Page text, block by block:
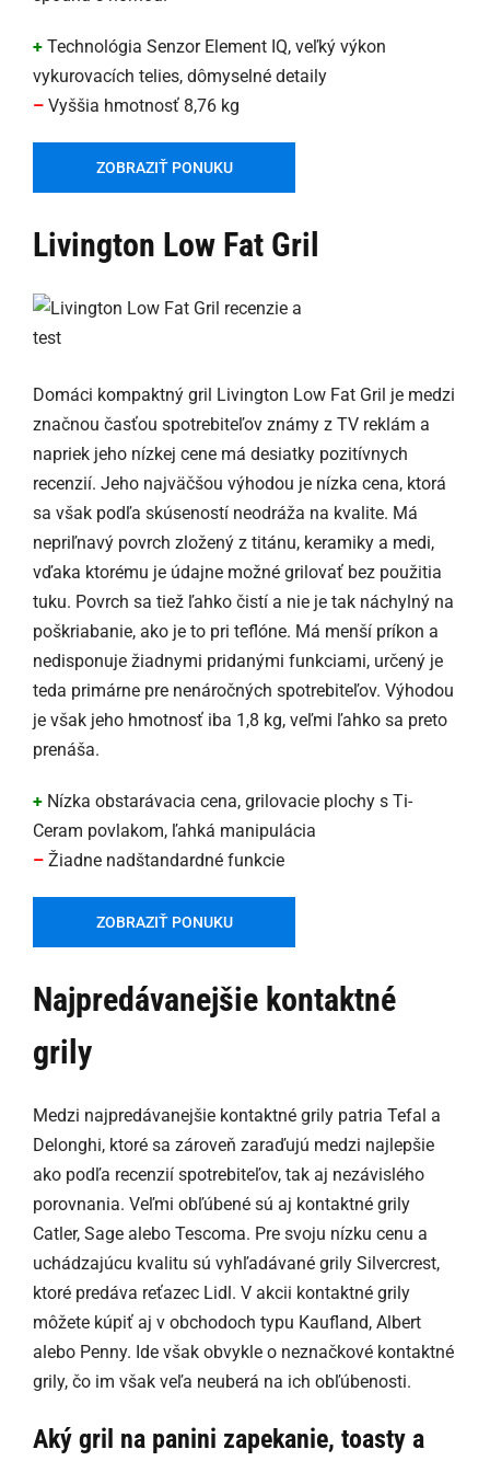
+ Technológia Senzor Element IQ, veľký výkon
vykurovacích telies, dômyselné detaily
– Vyššia hmotnosť 8,76 kg
ZOBRAZIŤ PONUKU
Livington Low Fat Gril
Domáci kompaktný gril Livington Low Fat Gril je medzi
značnou časťou spotrebiteľov známy z TV reklám a
napriek jeho nízkej cene má desiatky pozitívnych
recenzií. Jeho najväčšou výhodou je nízka cena, ktorá
sa však podľa skúseností neodráža na kvalite. Má
nepriľnavý povrch zložený z titánu, keramiky a medi,
vďaka ktorému je údajne možné grilovať bez použitia
tuku. Povrch sa tiež ľahko čistí a nie je tak náchylný na
poškriabanie, ako je to pri teflóne. Má menší príkon a
nedisponuje žiadnymi pridanými funkciami, určený je
teda primárne pre nenáročných spotrebiteľov. Výhodou
je však jeho hmotnosť iba 1,8 kg, veľmi ľahko sa preto
prenáša.
+ Nízka obstarávacia cena, grilovacie plochy s Ti-
Ceram povlakom, ľahká manipulácia
– Žiadne nadštandardné funkcie
ZOBRAZIŤ PONUKU
Najpredávanejšie kontaktné
grily
Medzi najpredávanejšie kontaktné grily patria Tefal a
Delonghi, ktoré sa zároveň zaraďujú medzi najlepšie
ako podľa recenzií spotrebiteľov, tak aj nezávislého
porovnania. Veľmi obľúbené sú aj kontaktné grily
Catler, Sage alebo Tescoma. Pre svoju nízku cenu a
uchádzajúcu kvalitu sú vyhľadávané grily Silvercrest,
ktoré predáva reťazec Lidl. V akcii kontaktné grily
môžete kúpiť aj v obchodoch typu Kaufland, Albert
alebo Penny. Ide však obvykle o neznačkové kontaktné
grily, čo im však veľa neuberá na ich obľúbenosti.
Aký gril na panini zapekanie, toasty a